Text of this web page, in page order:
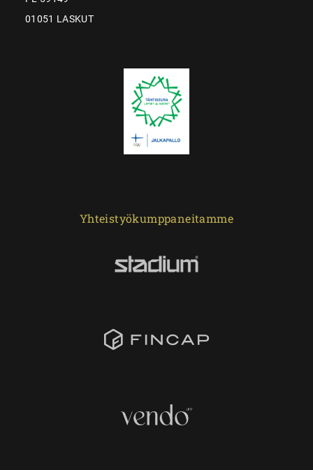
01051 LASKUT
Yhteistyökumppaneitamme